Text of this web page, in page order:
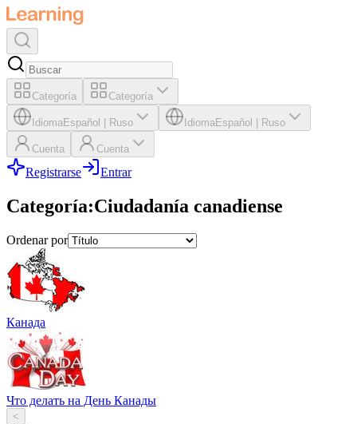
Categoría Categoría
IdiomaEspañol Ruso IdiomaEspañol Ruso
Cuenta Cuenta
Registrarse Entrar
Categoría:Ciudadanía canadiense
Ordenar por
Канада
Что делать на День Канады
<